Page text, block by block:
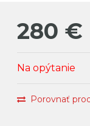
280 €
Na opýtanie
Porovnať